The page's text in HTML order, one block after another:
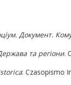
Документ.
та регіони.
: Czasopismo